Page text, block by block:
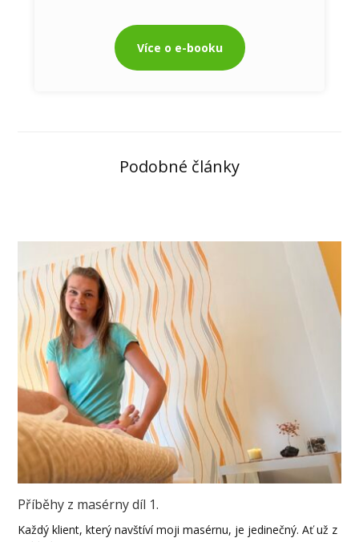
Více o e-booku
Podobné články
Příběhy z masérny díl 1.
Každý klient, který navštíví moji masérnu, je jedinečný. Ať už z